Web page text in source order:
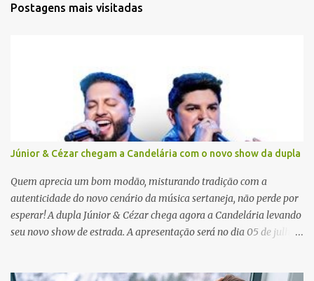
Postagens mais visitadas
Júnior & Cézar chegam a Candelária com o novo show da dupla
Quem aprecia um bom modão, misturando tradição com a
autenticidade do novo cenário da música sertaneja, não perde por
esperar! A dupla Júnior & Cézar chega agora a Candelária levando
seu novo show de estrada. A apresentação será no dia 05 de julho